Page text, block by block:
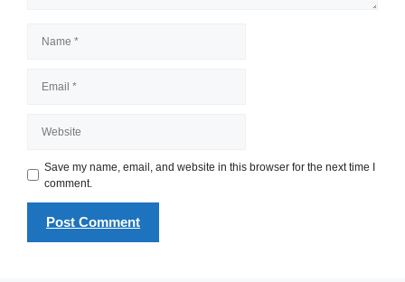
Save my name, email, and website in this browser for the next time I
comment.